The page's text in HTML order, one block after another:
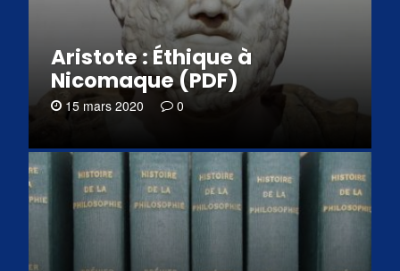
Aristote : Éthique à
Nicomaque (PDF)
15 mars 2020 0